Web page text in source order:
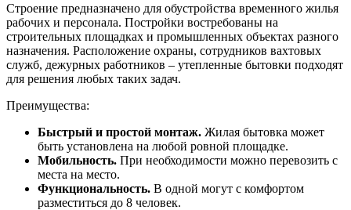
Строение предназначено для обустройства временного жилья
рабочих и персонала. Постройки востребованы на
строительных площадках и промышленных объектах разного
назначения. Расположение охраны, сотрудников вахтовых
служб, дежурных работников – утепленные бытовки подходят
для решения любых таких задач.
Преимущества:
Быстрый и простой монтаж. Жилая бытовка может
быть установлена на любой ровной площадке.
Мобильность. При необходимости можно перевозить с
места на место.
Функциональность. В одной могут с комфортом
разместиться до 8 человек.